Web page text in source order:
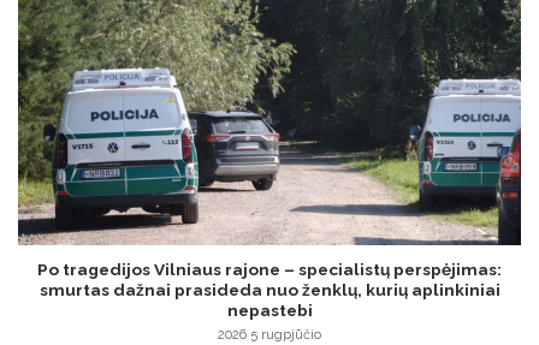
Po tragedijos Vilniaus rajone – specialistų perspėjimas:
smurtas dažnai prasideda nuo ženklų, kurių aplinkiniai
nepastebi
2026 5 rugpjūčio